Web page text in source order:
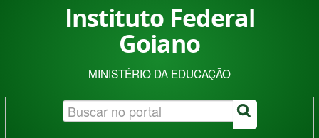
Acesso à informação
Instituto Federal
Goiano
MINISTÉRIO DA EDUCAÇÃO